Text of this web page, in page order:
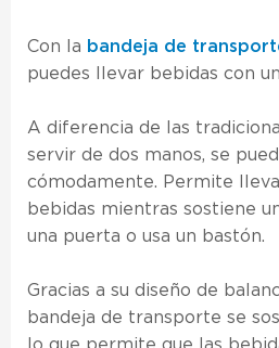
Con la bandeja de
puedes llevar bebidas con
A diferencia de las
servir de dos manos, se
cómodamente. Permite
bebidas mientras sostiene
una puerta o usa un bastón.
Gracias a su diseño de
bandeja de transporte se